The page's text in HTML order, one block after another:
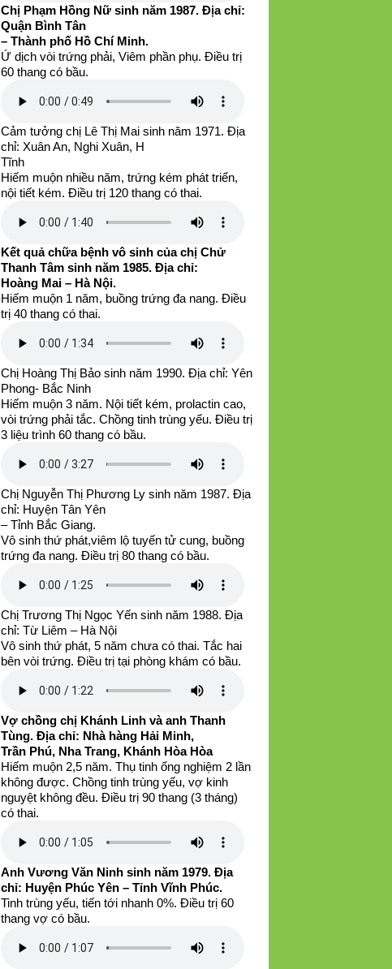
Chị Phạm Hồng Nữ sinh năm 1987. Địa chỉ:
Quận Bình Tân
– Thành phố Hồ Chí Minh.
Ứ dịch vòi trứng phải, Viêm phần phụ. Điều trị
60 thang có bầu.
Cảm tưởng chị Lê Thị Mai sinh năm 1971. Địa
chỉ: Xuân An, Nghi Xuân, H
Tĩnh
Hiếm muộn nhiều năm, trứng kém phát triển,
nội tiết kém. Điều trị 120 thang có thai.
Kết quả chữa bệnh vô sinh của chị Chử
Thanh Tâm sinh năm 1985. Địa chỉ:
Hoàng Mai – Hà Nội.
Hiếm muộn 1 năm, buồng trứng đa nang. Điều
trị 40 thang có thai.
Chị Hoàng Thị Bảo sinh năm 1990. Địa chỉ: Yên
Phong- Bắc Ninh
Hiếm muộn 3 năm. Nội tiết kém, prolactin cao,
vòi trứng phải tắc. Chồng tinh trùng yếu. Điều trị
3 liệu trình 60 thang có bầu.
Chị Nguyễn Thị Phương Ly sinh năm 1987. Địa
chỉ: Huyện Tân Yên
– Tỉnh Bắc Giang.
Vô sinh thứ phát,viêm lộ tuyến tử cung, buồng
trứng đa nang. Điều trị 80 thang có bầu.
Chị Trương Thị Ngọc Yến sinh năm 1988. Địa
chỉ: Từ Liêm – Hà Nội
Vô sinh thứ phát, 5 năm chưa có thai. Tắc hai
bên vòi trứng. Điều trị tại phòng khám có bầu.
Vợ chồng chị Khánh Linh và anh Thanh
Tùng. Địa chỉ: Nhà hàng Hải Minh,
Trần Phú, Nha Trang, Khánh Hòa Hòa
Hiếm muộn 2,5 năm. Thụ tinh ống nghiệm 2 lần
không được. Chồng tinh trùng yếu, vợ kinh
nguyệt không đều. Điều trị 90 thang (3 tháng)
có thai.
Anh Vương Văn Ninh sinh năm 1979. Địa
chỉ: Huyện Phúc Yên – Tỉnh Vĩnh Phúc.
Tinh trùng yếu, tiến tới nhanh 0%. Điều trị 60
thang vợ có bầu.